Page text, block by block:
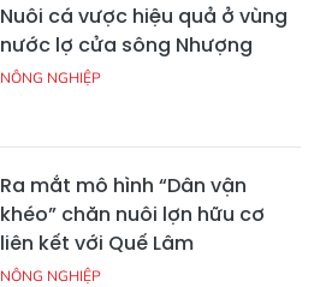
Nuôi cá vược hiệu quả ở vùng
nước lợ cửa sông Nhượng
NÔNG NGHIỆP
Ra mắt mô hình “Dân vận
khéo” chăn nuôi lợn hữu cơ
liên kết với Quế Lâm
NÔNG NGHIỆP